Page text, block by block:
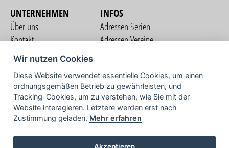
UNTERNEHMEN
Über uns
Kontakt
Nutzungsbedingungen
Datenschutzerklärung
Impressum
INFOS
Adressen Serien
Adressen Vereine
COMMUNITY
TV
Wir nutzen Cookies
Diese Website verwendet essentielle Cookies, um einen
ordnungsgemäßen Betrieb zu gewährleisten, und
Tracking-Cookies, um zu verstehen, wie Sie mit der
Website interagieren. Letztere werden erst nach
Zustimmung geladen. Mehr erfahren